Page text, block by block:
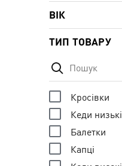
ВІК
ТИП ТОВАРУ
Кросівки
Кеди низькі
Балетки
Капці